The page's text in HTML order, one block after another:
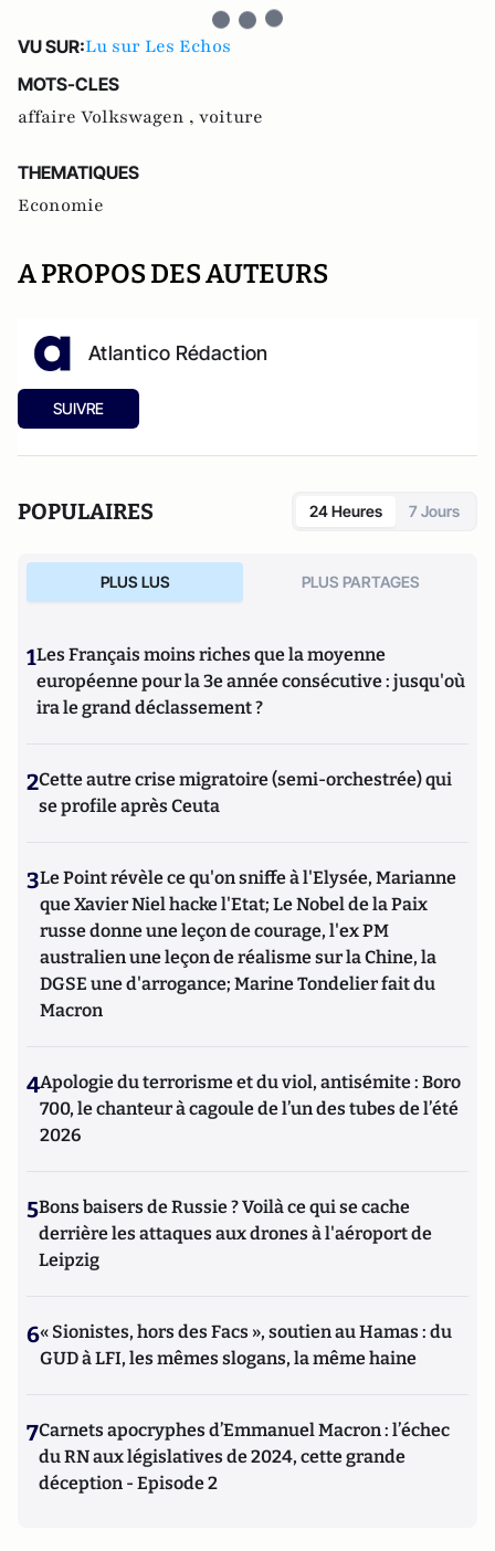
VU SUR:Lu sur Les Echos
MOTS-CLES
affaire Volkswagen , voiture
THEMATIQUES
Economie
A PROPOS DES AUTEURS
Atlantico Rédaction
SUIVRE
POPULAIRES 24 Heures 7 Jours
PLUS LUS PLUS PARTAGES
1Les Français moins riches que la moyenne
européenne pour la 3e année consécutive : jusqu'où
ira le grand déclassement ?
2Cette autre crise migratoire (semi-orchestrée) qui
se profile après Ceuta
3Le Point révèle ce qu'on sniffe à l'Elysée, Marianne
que Xavier Niel hacke l'Etat; Le Nobel de la Paix
russe donne une leçon de courage, l'ex PM
australien une leçon de réalisme sur la Chine, la
DGSE une d'arrogance; Marine Tondelier fait du
Macron
4Apologie du terrorisme et du viol, antisémite : Boro
700, le chanteur à cagoule de l’un des tubes de l’été
2026
5Bons baisers de Russie ? Voilà ce qui se cache
derrière les attaques aux drones à l'aéroport de
Leipzig
6« Sionistes, hors des Facs », soutien au Hamas : du
GUD à LFI, les mêmes slogans, la même haine
7Carnets apocryphes d’Emmanuel Macron : l’échec
du RN aux législatives de 2024, cette grande
déception - Episode 2